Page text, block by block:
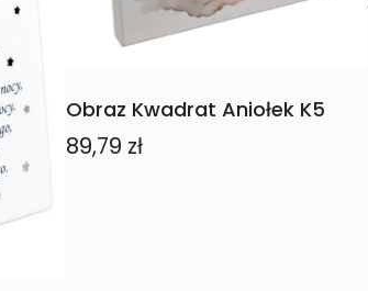
Obraz Kwadrat Aniołek K5
89,79 zł